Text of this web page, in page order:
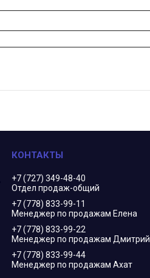
+7 (727) 349-48-40
Отдел продаж-общий
+7 (778) 833-99-11
Менеджер по продажам Елена
+7 (778) 833-99-22
Менеджер по продажам Дмитрий
+7 (778) 833-99-44
Менеджер по продажам Ахат